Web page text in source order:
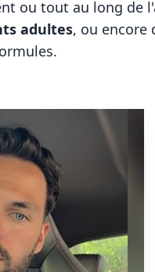
ou tout au long de
adultes, ou encore
.